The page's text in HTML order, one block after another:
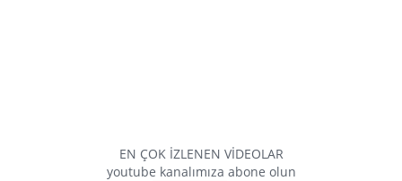
EN ÇOK İZLENEN VİDEOLAR
youtube kanalımıza abone olun